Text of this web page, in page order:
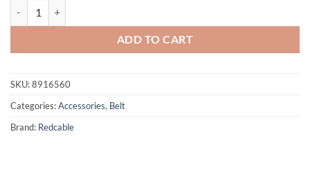
ADD TO CART
SKU:8916560
Categories:Accessories, Belt
Brand: Redcable